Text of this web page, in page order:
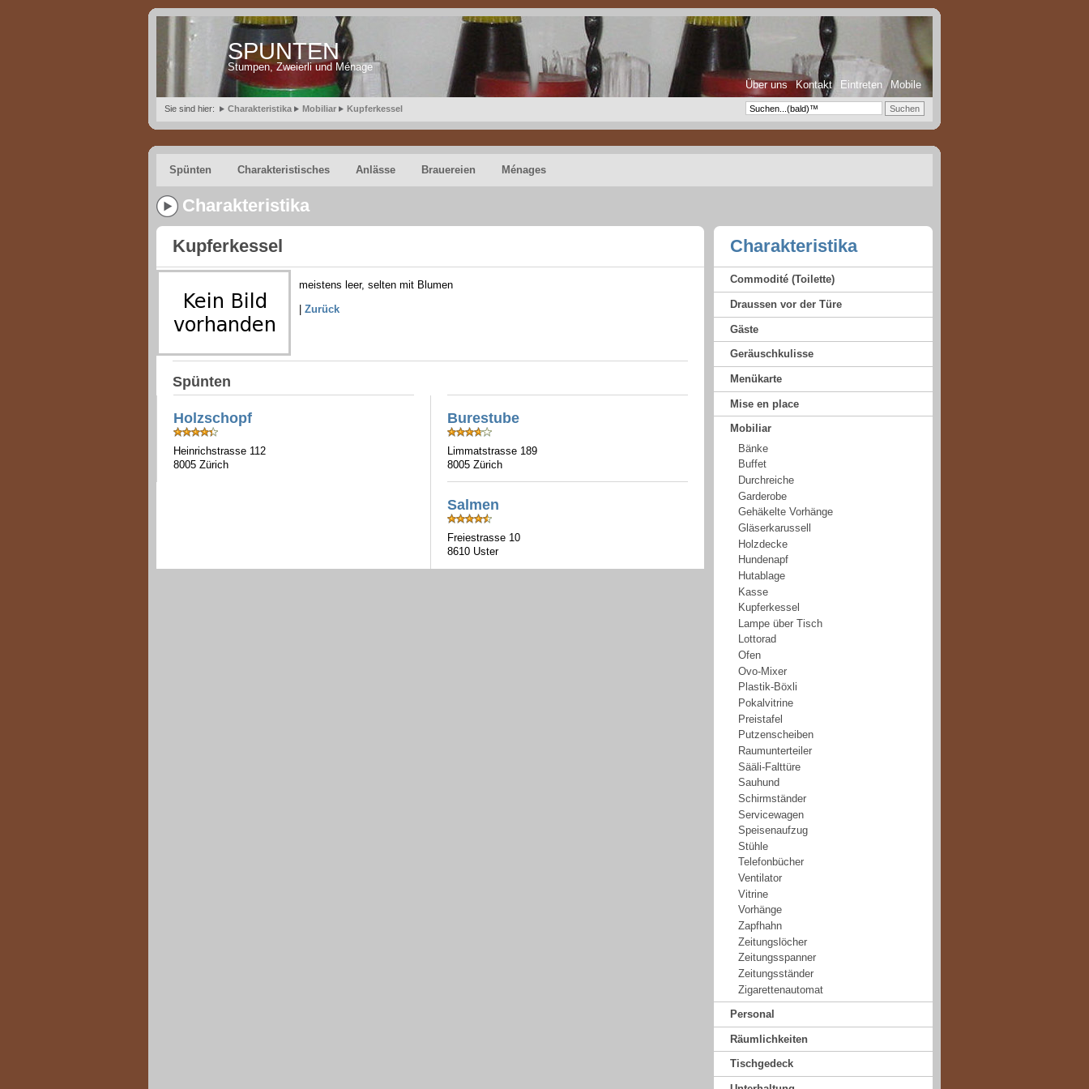
SPUNTEN
Stumpen, Zweierli und Ménage
Über uns
Kontakt Eintreten Mobile
Sie sind hier: Charakteristika Mobiliar Kupferkessel
Spünten Charakteristisches Anlässe Brauereien Ménages
Charakteristika
Kupferkessel
meistens leer, selten mit Blumen
Zurück
Spünten
Burestube
Limmatstrasse 189
8005 Zürich
Holzschopf
Heinrichstrasse 112
8005 Zürich
Salmen
Freiestrasse 10
8610 Uster
Charakteristika
Commodité (Toilette)
Draussen vor der Türe
Gäste
Geräuschkulisse
Menükarte
Mise en place
Mobiliar
Bänke
Buffet
Durchreiche
Garderobe
Gehäkelte Vorhänge
Gläserkarussell
Holzdecke
Hundenapf
Hutablage
Kasse
Kupferkessel
Lampe über Tisch
Lottorad
Ofen
Ovo-Mixer
Plastik-Böxli
Pokalvitrine
Preistafel
Putzenscheiben
Raumunterteiler
Sääli-Falttüre
Sauhund
Schirmständer
Servicewagen
Speisenaufzug
Stühle
Telefonbücher
Ventilator
Vitrine
Vorhänge
Zapfhahn
Zeitungslöcher
Zeitungsspanner
Zeitungsständer
Zigarettenautomat
Personal
Räumlichkeiten
Tischgedeck